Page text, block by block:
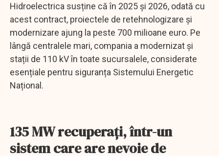
Hidroelectrica susține că în 2025 și 2026, odată cu
acest contract, proiectele de retehnologizare și
modernizare ajung la peste 700 milioane euro. Pe
lângă centralele mari, compania a modernizat și
stații de 110 kV în toate sucursalele, considerate
esențiale pentru siguranța Sistemului Energetic
Național.
135 MW recuperați, într-un
sistem care are nevoie de